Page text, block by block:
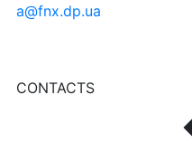
a@fnx.dp.ua
CONTACTS